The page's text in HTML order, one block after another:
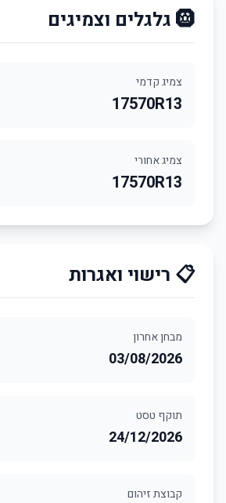
🛞 גלגלים וצמיגים
צמיג קדמי
17570R13
צמיג אחורי
17570R13
📋 רישוי ואגרות
מבחן אחרון
03/08/2026
תוקף טסט
24/12/2026
קבוצת זיהום